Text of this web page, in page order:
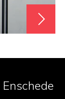
Enschede